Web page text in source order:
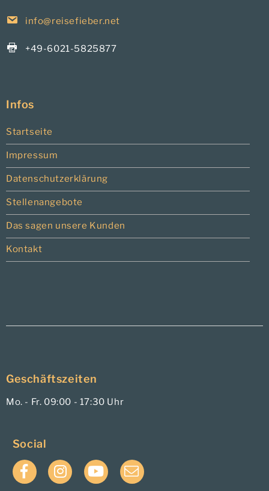
info@reisefieber.net
+49-6021-5825877
Infos
Startseite
Impressum
Datenschutzerklärung
Stellenangebote
Das sagen unsere Kunden
Kontakt
Geschäftszeiten
Mo. - Fr. 09:00 - 17:30 Uhr
Social
FacebookInstagramYouTubeE-
Mail